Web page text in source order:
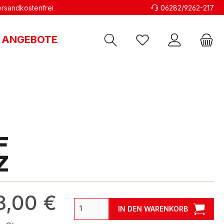
06282/9262-217
ANGEBOTE
€ IN DEN WARENKORB